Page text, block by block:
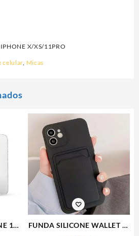
X/XS/11PRO
celular, Micas
17
FUNDA SILICONE WALLET IP